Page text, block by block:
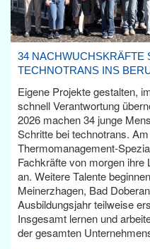
34 NACHWUCHSKRÄFTE
TECHNOTRANS INS
Eigene Projekte gestalten,
schnell Verantwortung
2026 machen 34 junge
Schritte bei technotrans.
Thermomanagement-
Fachkräfte von morgen ihre
an. Weitere Talente
Meinerzhagen, Bad
Ausbildungsjahr teilweise
Insgesamt lernen und
der gesamten